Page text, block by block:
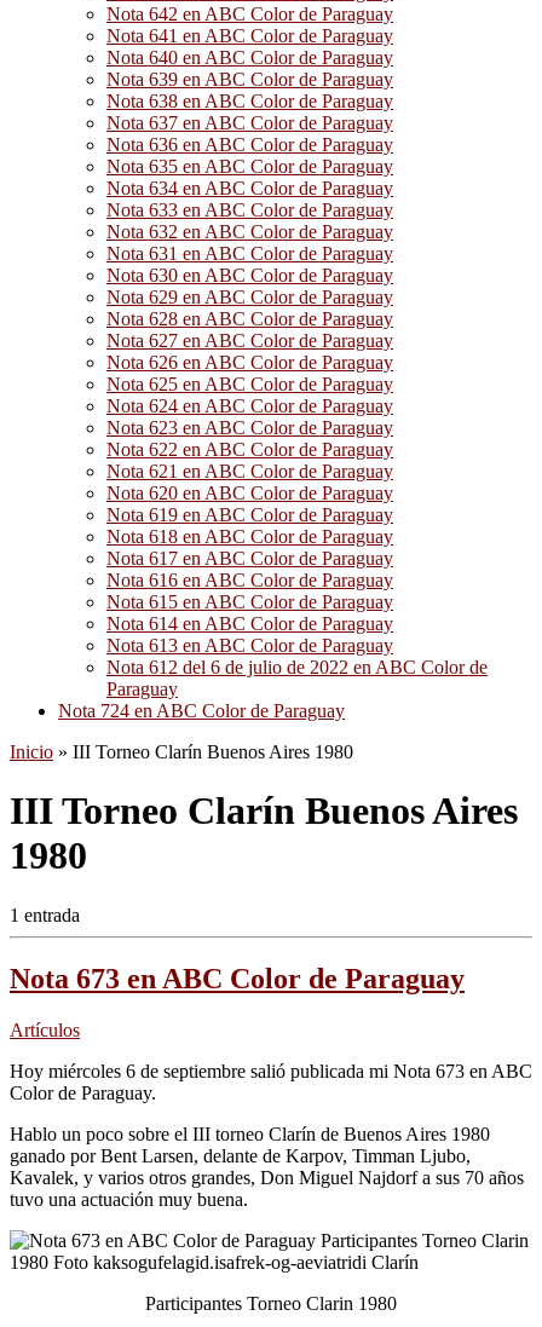
Nota 642 en ABC Color de Paraguay
Nota 641 en ABC Color de Paraguay
Nota 640 en ABC Color de Paraguay
Nota 639 en ABC Color de Paraguay
Nota 638 en ABC Color de Paraguay
Nota 637 en ABC Color de Paraguay
Nota 636 en ABC Color de Paraguay
Nota 635 en ABC Color de Paraguay
Nota 634 en ABC Color de Paraguay
Nota 633 en ABC Color de Paraguay
Nota 632 en ABC Color de Paraguay
Nota 631 en ABC Color de Paraguay
Nota 630 en ABC Color de Paraguay
Nota 629 en ABC Color de Paraguay
Nota 628 en ABC Color de Paraguay
Nota 627 en ABC Color de Paraguay
Nota 626 en ABC Color de Paraguay
Nota 625 en ABC Color de Paraguay
Nota 624 en ABC Color de Paraguay
Nota 623 en ABC Color de Paraguay
Nota 622 en ABC Color de Paraguay
Nota 621 en ABC Color de Paraguay
Nota 620 en ABC Color de Paraguay
Nota 619 en ABC Color de Paraguay
Nota 618 en ABC Color de Paraguay
Nota 617 en ABC Color de Paraguay
Nota 616 en ABC Color de Paraguay
Nota 615 en ABC Color de Paraguay
Nota 614 en ABC Color de Paraguay
Nota 613 en ABC Color de Paraguay
Nota 612 del 6 de julio de 2022 en ABC Color de
Paraguay
Nota 724 en ABC Color de Paraguay
Inicio » III Torneo Clarín Buenos Aires 1980
III Torneo Clarín Buenos Aires
1980
1 entrada
Nota 673 en ABC Color de Paraguay
Artículos
Hoy miércoles 6 de septiembre salió publicada mi Nota 673 en ABC
Color de Paraguay.
Hablo un poco sobre el III torneo Clarín de Buenos Aires 1980
ganado por Bent Larsen, delante de Karpov, Timman Ljubo,
Kavalek, y varios otros grandes, Don Miguel Najdorf a sus 70 años
tuvo una actuación muy buena.
Participantes Torneo Clarin 1980